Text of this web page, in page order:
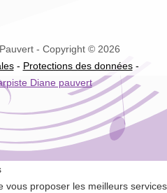
- Copyright © 2026
- Protections des données-
Diane pauvert
vous proposer les meilleurs services